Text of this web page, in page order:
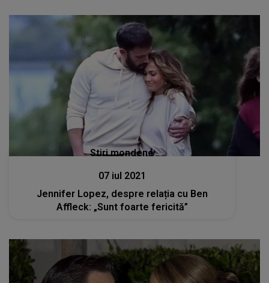
Stiri mondene
07 iul 2021
Jennifer Lopez, despre relația cu Ben
Affleck: „Sunt foarte fericită”